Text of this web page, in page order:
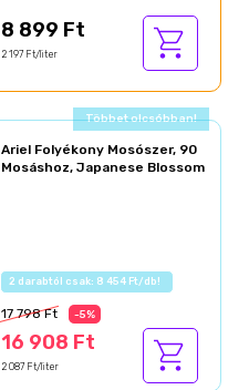
8 899 Ft
2 197 Ft/liter
Ajándék akció!
Ariel Folyékony Mosószer, 90
Mosáshoz, Japanese Blossom
Az akció részletei
17 798 Ft -5%
16 908 Ft
2 087 Ft/liter